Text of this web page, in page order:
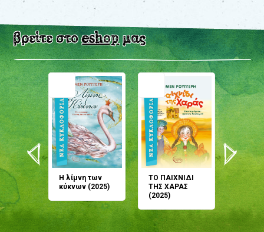
βρείτε στοeshopμας
Η λίμνη των
κύκνων (2025)
ΤΟ ΠΑΙΧΝΙΔΙ
ΤΗΣ ΧΑΡΑΣ
(2025)
μου;
(2024)